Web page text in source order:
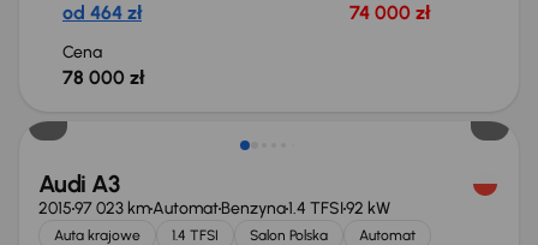
od 464 zł 74 000 zł
Cena
78 000 zł
Audi A3
201597 023 kmAutomatBenzyna1.4 TFSI92 kW
Auta krajowe 1.4 TFSI Salon Polska
Automat